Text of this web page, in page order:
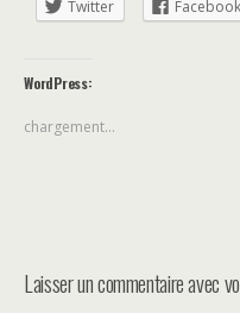
Twitter Facebook
WordPress:
chargement…
Laisser un commentaire avec